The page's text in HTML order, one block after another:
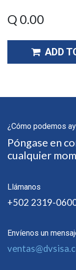
Q 0.00
ADD
¿Cómo podemos
Póngase en
cualquier
Llámanos
+502 2319-
Envíenos un